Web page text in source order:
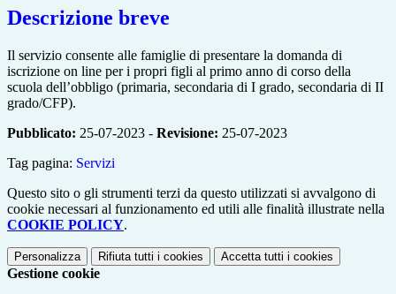
Descrizione breve
Il servizio consente alle famiglie di presentare la domanda di
iscrizione on line per i propri figli al primo anno di corso della
scuola dell’obbligo (primaria, secondaria di I grado, secondaria di II
grado/CFP).
Pubblicato: 25-07-2023 - Revisione: 25-07-2023
Tag pagina: Servizi
Questo sito o gli strumenti terzi da questo utilizzati si avvalgono di
cookie necessari al funzionamento ed utili alle finalità illustrate nella
COOKIE POLICY.
Personalizza Rifiuta tutti i cookies Accetta tutti i cookies
Gestione cookie